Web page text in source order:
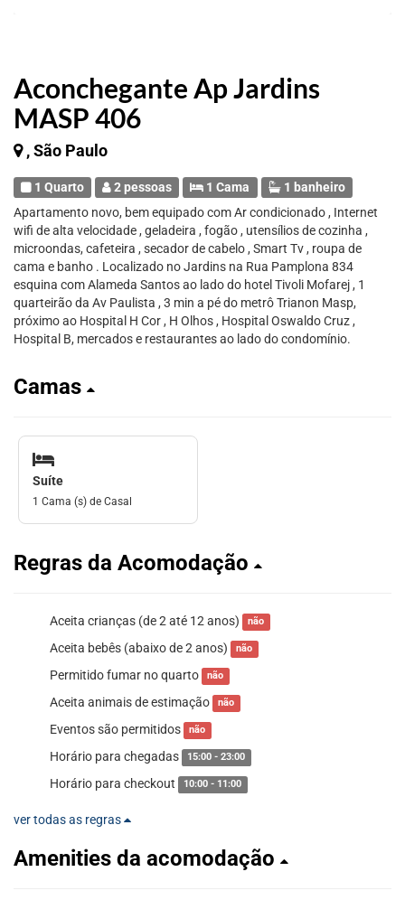
Aconchegante Ap Jardins
MASP 406
, São Paulo
1 Quarto 2 pessoas 1 Cama
1 banheiro
Apartamento novo, bem equipado com Ar condicionado , Internet
wifi de alta velocidade , geladeira , fogão , utensílios de cozinha ,
microondas, cafeteira , secador de cabelo , Smart Tv , roupa de
cama e banho . Localizado no Jardins na Rua Pamplona 834
esquina com Alameda Santos ao lado do hotel Tivoli Mofarej , 1
quarteirão da Av Paulista , 3 min a pé do metrô Trianon Masp,
próximo ao Hospital H Cor , H Olhos , Hospital Oswaldo Cruz ,
Hospital B, mercados e restaurantes ao lado do condomínio.
Camas
Suíte
1 Cama (s) de Casal
Regras da Acomodação
Aceita crianças (de 2 até 12 anos) não
Aceita bebês (abaixo de 2 anos) não
Permitido fumar no quarto não
Aceita animais de estimação não
Eventos são permitidos não
Horário para chegadas 15:00 - 23:00
Horário para checkout 10:00 - 11:00
ver todas as regras
Amenities da acomodação